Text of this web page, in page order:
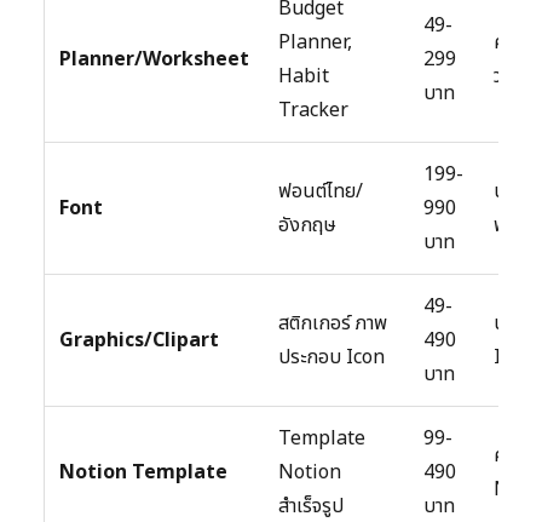
Planner/Worksheet
Budget
Planner,
Habit
Tracker
49-
299
บาท
คนที่
วางแ
Font
ฟอนต์ไทย/
อังกฤษ
199-
990
บาท
นักอ
ฟอนต์
Graphics/Clipart
สติกเกอร์ ภาพ
ประกอบ Icon
49-
490
บาท
นักวา
Notion Template
Template
Notion
สำเร็จรูป
99-
490
บาท
คนที่